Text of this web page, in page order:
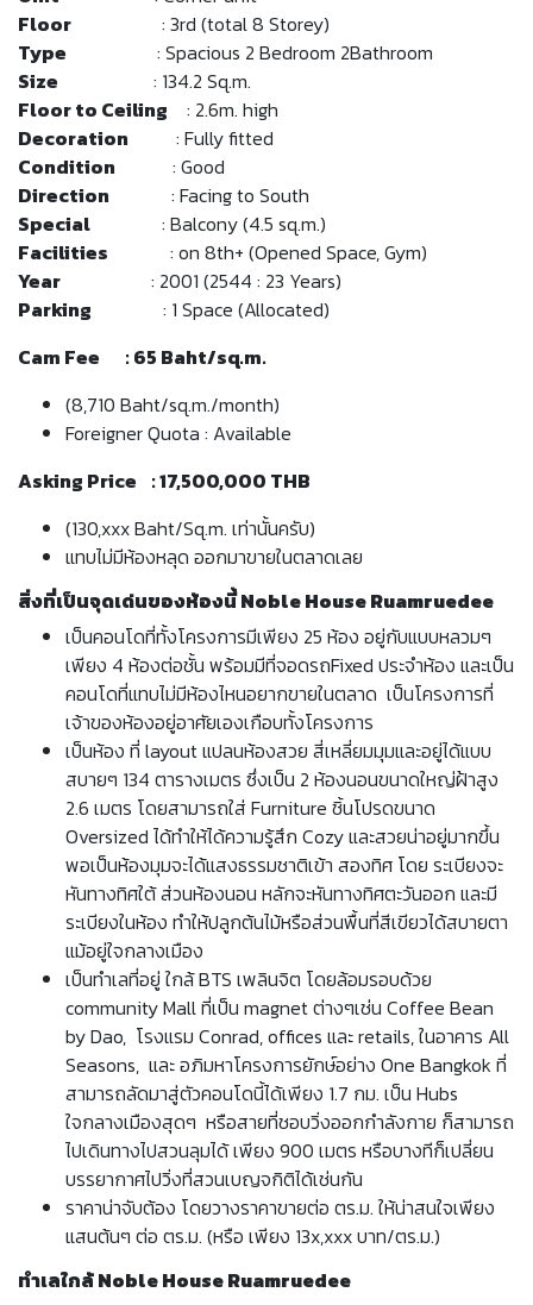
Floor : 3rd (total 8 Storey)
Type : Spacious 2 Bedroom 2Bathroom
Size : 134.2 Sq.m.
Floor to Ceiling : 2.6m. high
Decoration : Fully fitted
Condition : Good
Direction : Facing to South
Special : Balcony (4.5 sq.m.)
Facilities : on 8th+ (Opened Space, Gym)
Year : 2001 (2544 : 23 Years)
Parking : 1 Space (Allocated)
Cam Fee : 65 Baht/sq.m.
(8,710 Baht/sq.m./month)
Foreigner Quota : Available
Asking Price : 17,500,000 THB
(130,xxx Baht/Sq.m. เท่านั้นครับ)
แทบไม่มีห้องหลุด ออกมาขายในตลาดเลย
สิ่งที่เป็นจุดเด่นของห้องนี้ Noble House Ruamruedee
เป็นคอนโดที่ทั้งโครงการมีเพียง 25 ห้อง อยู่กับแบบหลวมๆ
เพียง 4 ห้องต่อชั้น พร้อมมีที่จอดรถFixed ประจำห้อง และเป็น
คอนโดที่แทบไม่มีห้องไหนอยากขายในตลาด เป็นโครงการที่
เจ้าของห้องอยู่อาศัยเองเกือบทั้งโครงการ
เป็นห้อง ที่ layout แปลนห้องสวย สี่เหลี่ยมมุมและอยู่ได้แบบ
สบายๆ 134 ตารางเมตร ซึ่งเป็น 2 ห้องนอนขนาดใหญ่ฝ้าสูง
2.6 เมตร โดยสามารถใส่ Furniture ชิ้นโปรดขนาด
Oversized ได้ทำให้ได้ความรู้สึก Cozy และสวยน่าอยู่มากขึ้น
พอเป็นห้องมุมจะได้แสงธรรมชาติเข้า สองทิศ โดย ระเบียงจะ
หันทางทิศใต้ ส่วนห้องนอน หลักจะหันทางทิศตะวันออก และมี
ระเบียงในห้อง ทำให้ปลูกต้นไม้หรือส่วนพื้นที่สีเขียวได้สบายตา
แม้อยู่ใจกลางเมือง
เป็นทำเลที่อยู่ ใกล้ BTS เพลินจิต โดยล้อมรอบด้วย
community Mall ที่เป็น magnet ต่างๆเช่น Coffee Bean
by Dao, โรงแรม Conrad, offices และ retails, ในอาคาร All
Seasons, และ อภิมหาโครงการยักษ์อย่าง One Bangkok ที่
สามารถลัดมาสู่ตัวคอนโดนี้ได้เพียง 1.7 กม. เป็น Hubs
ใจกลางเมืองสุดๆ หรือสายที่ชอบวิ่งออกกำลังกาย ก็สามารถ
ไปเดินทางไปสวนลุมได้ เพียง 900 เมตร หรือบางทีก็เปลี่ยน
บรรยากาศไปวิ่งที่สวนเบญจกิติได้เช่นกัน
ราคาน่าจับต้อง โดยวางราคาขายต่อ ตร.ม. ให้น่าสนใจเพียง
แสนต้นๆ ต่อ ตร.ม. (หรือ เพียง 13x,xxx บาท/ตร.ม.)
ทำเลใกล้ Noble House Ruamruedee